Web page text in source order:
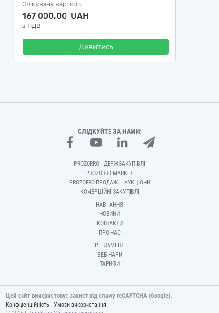
Очікувана вартість
167 000,00 UAH
з ПДВ
Дивитись
СЛІДКУЙТЕ ЗА НАМИ:
PROZORRO - ДЕРЖЗАКУПІВЛІ
PROZORRO MARKET
PROZORRO.ПРОДАЖІ - АУКЦІОНИ
КОМЕРЦІЙНІ ЗАКУПІВЛІ
НАВЧАННЯ
НОВИНИ
КОНТАКТИ
ПРО НАС
РЕГЛАМЕНТ
ВЕБІНАРИ
ТАРИФИ
Цей сайт використовує захист від спаму reCAPTCHA (Google).
Конфіденційність - Умови використання